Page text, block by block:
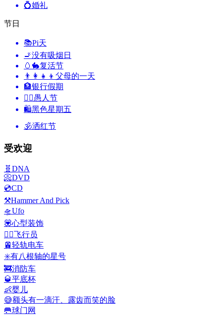
💍婚礼
节日
📚Pi天
🚬没有吸烟日
🥚🐇复活节
👨‍👩‍👧‍👦 父母的一天
🏦银行假期
🙆‍♂️愚人节
🛍黑色星期五
🕉洒红节
受欢迎
🧬 DNA
📀DVD
💿CD
⚒️Hammer And Pick
🛸Ufo
💟心型装饰
🧑‍✈️飞行员
🚈轻轨电车
✳️有八根轴的星号
🚒消防车
🥃平底杯
👶婴儿
😅额头有一滴汗、露齿而笑的脸
🥅球门网